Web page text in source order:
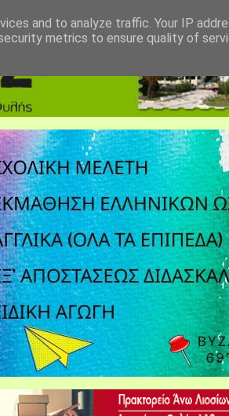
and to analyze traffic. Your IP
metrics to ensure quality of